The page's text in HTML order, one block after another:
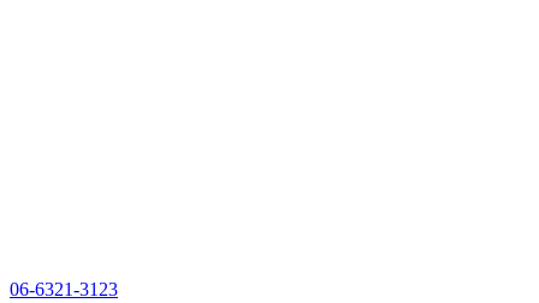
06-6321-3123